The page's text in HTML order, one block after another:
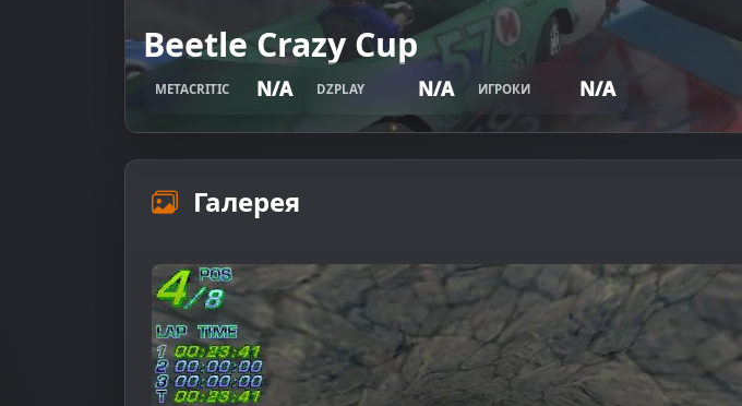
Beetle Crazy Cup
METACRITIC N/A DZPLAY N/A ИГРОКИ N/A
Галерея